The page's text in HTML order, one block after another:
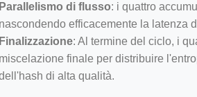
Parallelismo di flusso: i quattro
nascondendo efficacemente la latenza
Finalizzazione: Al termine del ciclo, i
miscelazione finale per distribuire
di alta qualità.